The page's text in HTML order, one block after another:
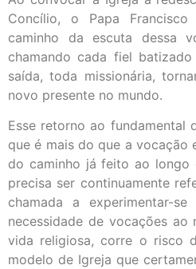
Concílio, o Papa
caminho da escuta dessa
chamando cada fiel
saída, toda missionária,
novo presente no mundo.
Esse retorno ao fundamental
que é mais do que a vocação
do caminho já feito ao longo
precisa ser continuamente
chamada a experimentar-
necessidade de vocações
vida religiosa, corre o risco
modelo de Igreja que